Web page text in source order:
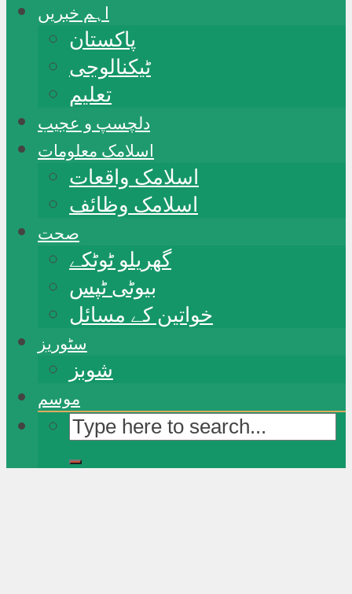
اہم خبریں
پاکستان
ٹیکنالوجی
تعلیم
دلچسپ و عجیب
اسلامک معلومات
اسلامک واقعات
اسلامک وظائف
صحت
گھریلو ٹوٹکے
بیوٹی ٹپس
خواتین کے مسائل
سٹوریز
شوبز
موسم